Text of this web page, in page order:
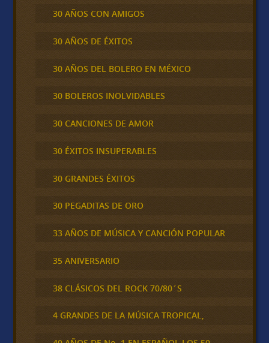
30 AÑOS CON AMIGOS
30 AÑOS DE ÉXITOS
30 AÑOS DEL BOLERO EN MÉXICO
30 BOLEROS INOLVIDABLES
30 CANCIONES DE AMOR
30 ÉXITOS INSUPERABLES
30 GRANDES ÉXITOS
30 PEGADITAS DE ORO
33 AÑOS DE MÚSICA Y CANCIÓN POPULAR
35 ANIVERSARIO
38 CLÁSICOS DEL ROCK 70/80´S
4 GRANDES DE LA MÚSICA TROPICAL,